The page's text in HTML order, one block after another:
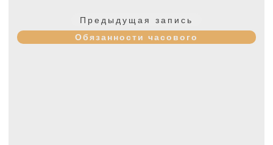
Предыдущая запись
запись:
Обязанности часового